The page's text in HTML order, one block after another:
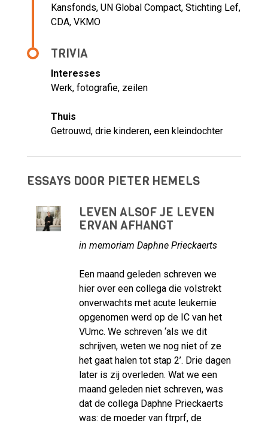
Kansfonds, UN Global Compact, Stichting Lef,
CDA, VKMO
TRIVIA
Interesses
Werk, fotografie, zeilen
Thuis
Getrouwd, drie kinderen, een kleindochter
ESSAYS DOOR PIETER HEMELS
LEVEN ALSOF JE LEVEN
ERVAN AFHANGT
in memoriam Daphne Prieckaerts
Een maand geleden schreven we
hier over een collega die volstrekt
onverwachts met acute leukemie
opgenomen werd op de IC van het
VUmc. We schreven ‘als we dit
schrijven, weten we nog niet of ze
het gaat halen tot stap 2’. Drie dagen
later is zij overleden. Wat we een
maand geleden niet schreven, was
dat de collega Daphne Prieckaerts
was: de moeder van ftrprf, de